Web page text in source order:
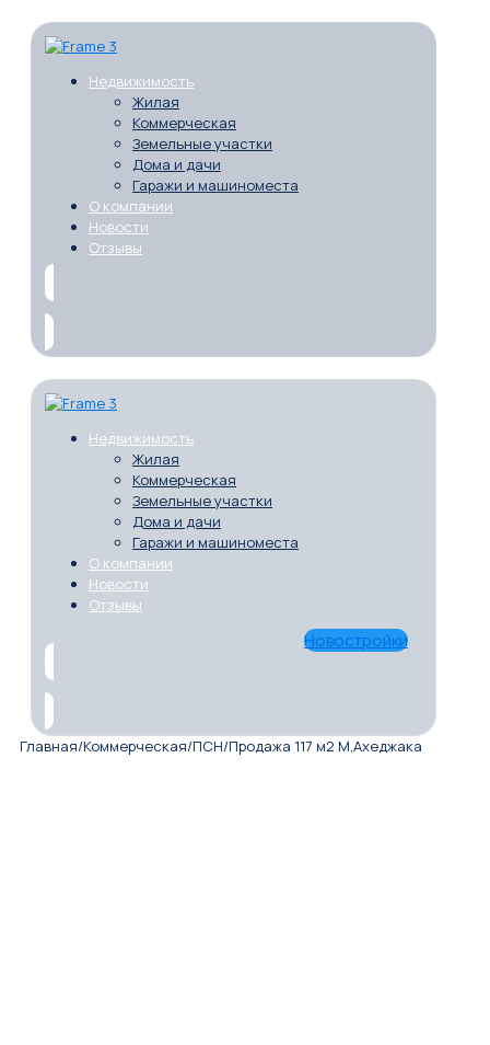
Недвижимость
Жилая
Коммерческая
Земельные участки
Дома и дачи
Гаражи и машиноместа
О компании
Новости
Отзывы
Недвижимость
Жилая
Коммерческая
Земельные участки
Дома и дачи
Гаражи и машиноместа
О компании
Новости
Отзывы
Новостройки
Главная/Коммерческая/ПСН/Продажа 117 м2 М,Ахеджака